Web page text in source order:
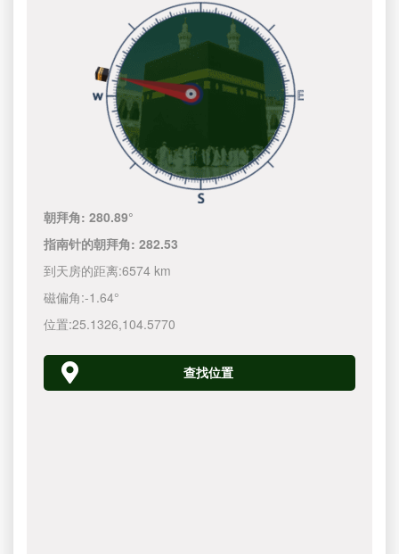
朝拜角:280.89°
指南针的朝拜角:282.53
到天房的距离:6574 km
磁偏角:-1.64°
位置:25.1326,104.5770
查找位置